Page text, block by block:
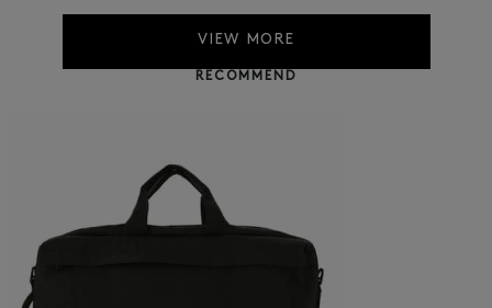
VIEW MORE
RECOMMEND